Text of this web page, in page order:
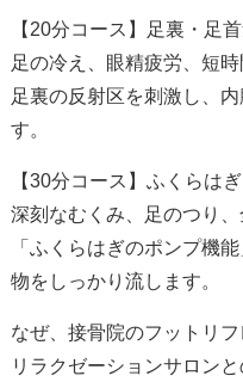
【20分コース】足裏・足
足の冷え、眼精疲労、短
足裏の反射区を刺激し、
す。
【30分コース】ふくらは
深刻なむくみ、足のつり、
「ふくらはぎのポンプ機
物をしっかり流します。
なぜ、接骨院のフットリフ
リラクゼーションサロン